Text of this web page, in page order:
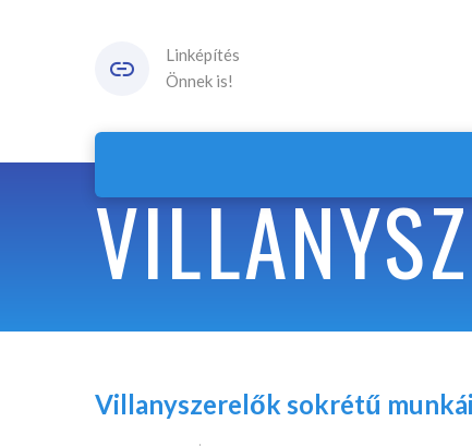
Linképítés
Önnek is!
Villanyszerelők sokrétű munkái